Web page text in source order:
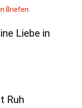
Liebe in
Ruh